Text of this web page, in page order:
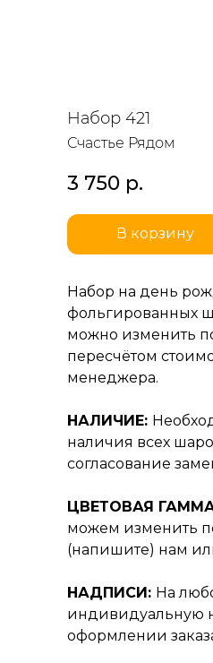
Набор 421
Счастье Рядом
3 750 р.
В корзину
Набор на день
фольгированных
можно изменить
пересчётом
менеджера.
НАЛИЧИЕ:
наличия всех
согласование
ЦВЕТОВАЯ
можем изменить
(напишите) нам
НАДПИСИ: На
индивидуальную
оформлении